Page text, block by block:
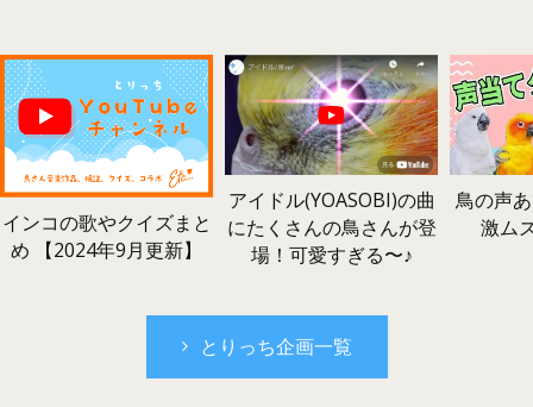
インコの歌やクイズまと
め 【2024年9月更新】
アイドル(YOASOBI)の曲
にたくさんの鳥さんが登
場！可愛すぎる〜♪
鳥の声
激ム
とりっち企画一覧